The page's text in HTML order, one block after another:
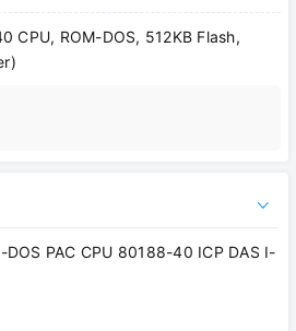
CPU, ROM-DOS, 512KB Flash,
PAC CPU 80188-40 ICP DAS I-